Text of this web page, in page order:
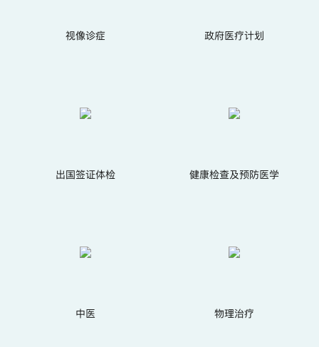
视像诊症 政府医疗计划
出国签证体检 健康检查及预防医学
中医 物理治疗